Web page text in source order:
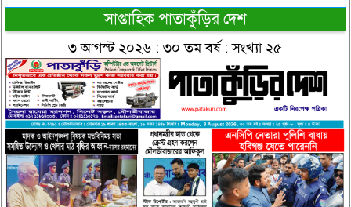
সাপ্তাহিক পাতাকুঁড়ির দেশ
৩ আগস্ট ২০২৬ : ৩০ তম বর্ষ : সংখ্যা ২৫